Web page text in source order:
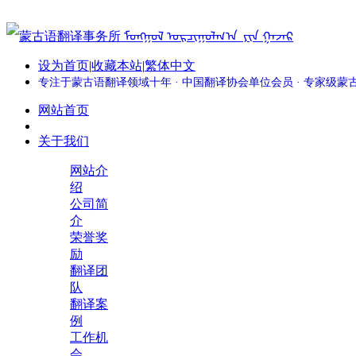
设为首页|收藏本站|繁体中文
专注于蒙古语翻译领域十年 · 中国翻译协会单位会员 · 专家级蒙
网站首页
关于我们
网站介
绍
公司简
介
荣誉奖
励
翻译团
队
翻译案
例
工作机